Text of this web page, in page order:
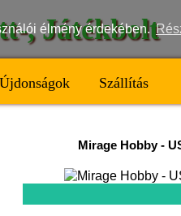
élmény érdekében.
,
Újdonságok Szállítás
Mirage Hobby-